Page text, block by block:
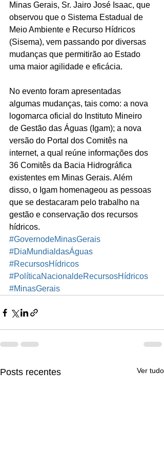
Minas Gerais, Sr. Jairo José Isaac, que
observou que o Sistema Estadual de
Meio Ambiente e Recurso Hídricos
(Sisema), vem passando por diversas
mudanças que permitirão ao Estado
uma maior agilidade e eficácia.
No evento foram apresentadas
algumas mudanças, tais como: a nova
logomarca oficial do Instituto Mineiro
de Gestão das Águas (Igam); a nova
versão do Portal dos Comitês na
internet, a qual reúne informações dos
36 Comitês da Bacia Hidrográfica
existentes em Minas Gerais. Além
disso, o Igam homenageou as pessoas
que se destacaram pelo trabalho na
gestão e conservação dos recursos
hídricos.
#GovernodeMinasGerais
#DiaMundialdasÁguas
#RecursosHídricos
#PolíticaNacionaldeRecursosHídricos
#MinasGerais
Posts recentes Ver tudo